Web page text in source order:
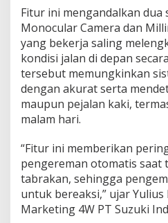
i
n
g
k
a
t
k
a
n
s
e
l
a
m
a
Fitur ini mengandalkan dua
Monocular Camera dan
yang bekerja saling
kondisi jalan di depan
tersebut memungkinkan
dengan akurat serta
maupun pejalan kaki,
malam hari.
“Fitur ini memberikan
pengereman otomatis saat
tabrakan, sehingga
untuk bereaksi,” ujar
Marketing 4W PT Suzuki